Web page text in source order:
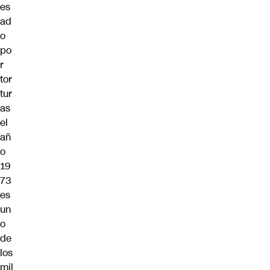
es
ad
o
po
r
tor
tur
as
el
añ
o
19
73
es
un
o
de
los
mil